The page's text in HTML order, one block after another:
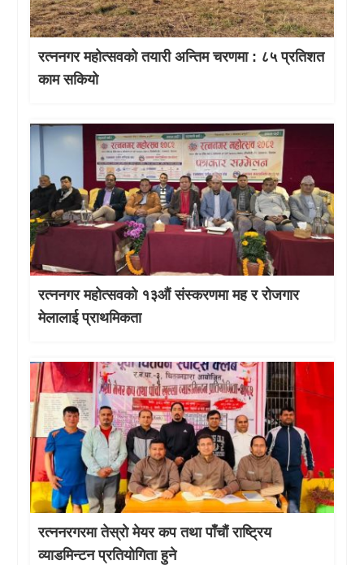
रत्ननगर महोत्सवको तयारी अन्तिम चरणमा : ८५ प्रतिशत
काम सकियो
रत्ननगर महोत्सवको १३औं संस्करणमा मह र रोजगार
मेलालाई प्राथमिकता
रत्ननरगरमा तेस्राे मेयर कप तथा पाँचौं राष्ट्रिय
व्याडमिन्टन प्रतियोगिता हुने